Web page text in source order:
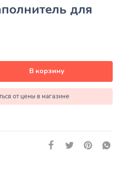
для
В корзину
от цены в магазине